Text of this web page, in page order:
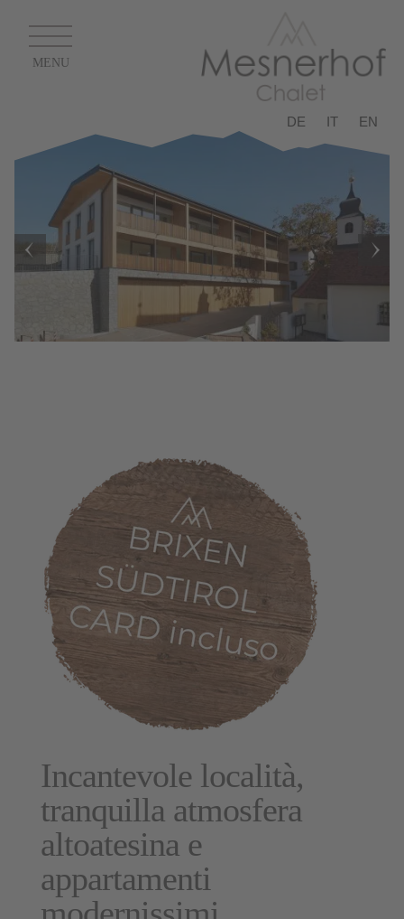
DE IT EN
Incantevole località,
tranquilla atmosfera
altoatesina e
appartamenti